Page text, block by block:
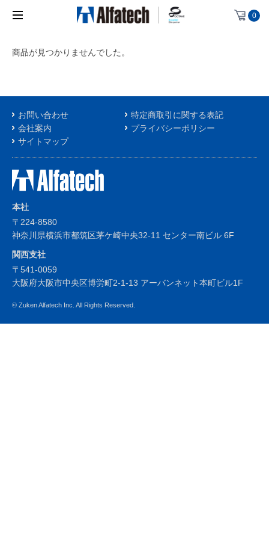
0
商品が見つかりませんでした。
お問い合わせ
特定商取引に関する表記
会社案内
プライバシーポリシー
サイトマップ
本社
〒224-8580
神奈川県横浜市都筑区茅ケ崎中央32-11 センター南ビル 6F
関西支社
〒541-0059
大阪府大阪市中央区博労町2-1-13 アーバンネット本町ビル1F
© Zuken Alfatech Inc. All Rights Reserved.